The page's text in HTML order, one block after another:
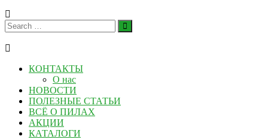
КОНТАКТЫ
О нас
НОВОСТИ
ПОЛЕЗНЫЕ СТАТЬИ
ВСЁ О ПИЛАХ
АКЦИИ
КАТАЛОГИ